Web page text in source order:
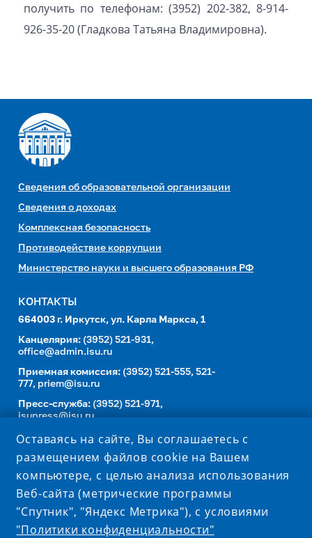
получить по телефонам: (3952) 202-382, 8-914-
926-35-20 (Гладкова Татьяна Владимировна).
Сведения об образовательной организации
Сведения о доходах
Комплексная безопасность
Противодействие коррупции
Министерство науки и высшего образования РФ
КОНТАКТЫ
664003 г. Иркутск, ул. Карла Маркса, 1
Канцелярия: (3952) 521-931,
office@admin.isu.ru
Приемная комиссия: (3952) 521-555, 521-
777, priem@isu.ru
Пресс-служба: (3952) 521-971,
isupress@isu.ru
Телефонный справочник
Оставаясь на сайте, Вы соглашаетесь с
размещением файлов cookie на Вашем
компьютере, с целью анализа использования
Веб-сайта (метрические программы
"Спутник", "Яндекс Метрика"), с условиями
"Политики конфиденциальности"